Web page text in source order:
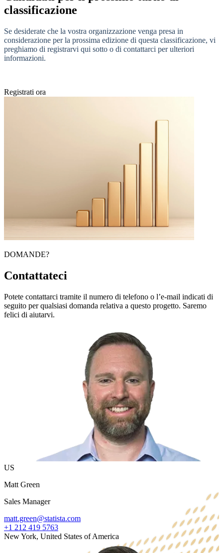
classificazione
Se desiderate che la vostra organizzazione venga presa in
considerazione per la prossima edizione di questa classificazione, vi
preghiamo di registrarvi qui sotto o di contattarci per ulteriori
informazioni.
Registrati ora
DOMANDE?
Contattateci
Potete contattarci tramite il numero di telefono o l’e-mail indicati di
seguito per qualsiasi domanda relativa a questo progetto. Saremo
felici di aiutarvi.
US
Matt Green
Sales Manager
matt.green@statista.com
+1 212 419 5763
New York, United States of America